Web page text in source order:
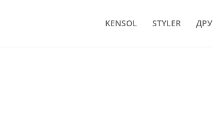
KENSOL STYLER